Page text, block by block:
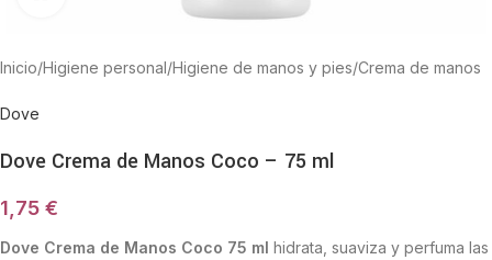
Inicio/Higiene personal/Higiene de manos y pies/Crema de manos
Dove
Dove Crema de Manos Coco – 75 ml
1,75 €
Dove Crema de Manos Coco 75 ml hidrata, suaviza y perfuma las